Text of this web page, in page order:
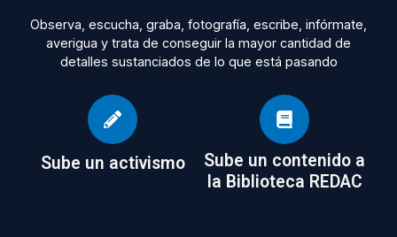
Observa, escucha, graba, fotografía, escribe, infórmate,
averigua y trata de conseguir la mayor cantidad de
detalles sustanciados de lo que está pasando
Sube un activismo
Sube un contenido a
la Biblioteca REDAC